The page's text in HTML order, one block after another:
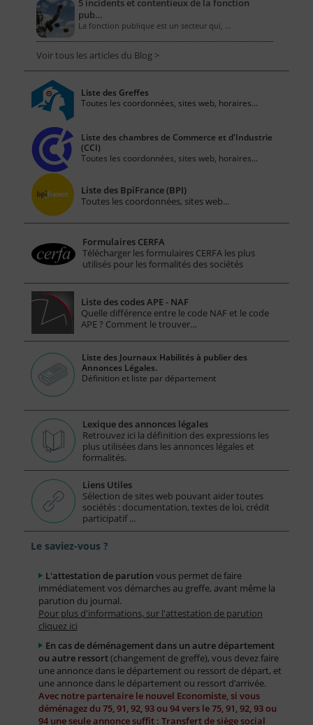
5 incidents et contentieux de la fonction
pub…
La fonction publique est un secteur qui, …
Voir tous les articles du Blog >
Liste des Greffes
Toutes les coordonnées, sites web, horaires...
Liste des chambres de Commerce et d'Industrie
(CCI)
Toutes les coordonnées, sites web, horaires...
Liste des BpiFrance (BPI)
Toutes les coordonnées, sites web...
Formulaires CERFA
Télécharger les formulaires CERFA les plus
utilisés pour les formalités des sociétés
Liste des codes APE - NAF
Quelle différence entre le code NAF et le code
APE ? Comment le trouver…
Liste des Journaux Habilités à publier des
Annonces Légales.
Définition et liste par département
Lexique des annonces légales
Retrouvez ici la définition des expressions les
plus utilisées dans les annonces légales et
formalités.
Liens Utiles
Sélection de sites web pouvant aider toutes
sociétés : documentation, textes de loi, crédit
participatif ...
Le saviez-vous ?
L'attestation de parution vous permet de faire
immédiatement vos démarches au greffe, avant même la
parution du journal.
Pour plus d'informations, sur l'attestation de parution
cliquez ici
En cas de déménagement dans un autre département
ou autre ressort(changement de greffe), vous devez faire
une annonce dans le département ou ressort de départ, et
une annonce dans le département ou ressort d’arrivée.
Avec notre partenaire le nouvel Economiste, si vous
déménagez du 75, 91, 92, 93 ou 94 vers le 75, 91, 92, 93 ou
94 une seule annonce suffit : Transfert de siège social